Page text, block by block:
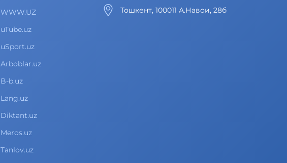
WWW.UZ
uTube.uz
uSport.uz
Arboblar.uz
B-b.uz
Lang.uz
Diktant.uz
Meros.uz
Tanlov.uz
Тошкент, 100011 А.Навои, 28б